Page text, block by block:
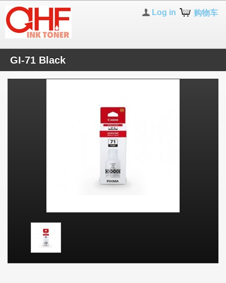
购物车
Log in
GI-71 Black